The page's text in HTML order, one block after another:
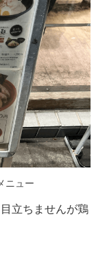
ニュー
立ちませんが鶏